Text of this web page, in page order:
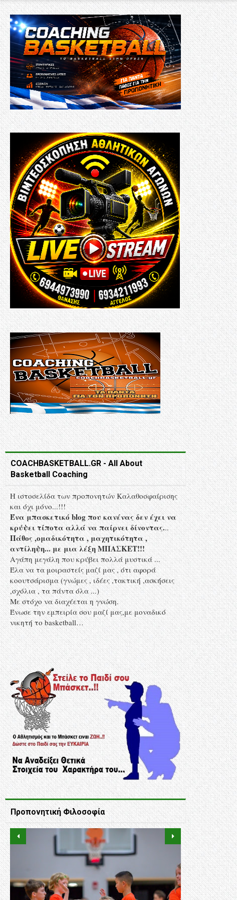
COACHBASKETBALL.GR - All About
Basketball Coaching
Η ιστοσελίδα των προπονητών Kαλαθοσφαίρισης
και όχι μόνο...!!!
Ένα μπασκετικό blog που κανένας δεν έχει να
κρύψει τίποτα αλλά να παίρνει δίνοντας...
Πάθος ,ομαδικότητα , μαχητικότητα ,
αντίληψη... με μια λέξη MΠΑΣΚΕΤ!!!
Αγάπη μεγάλη που κρύβει πολλά μυστικά ...
Έλα να τα μοιραστείς μαζί μας , ότι αφορά
κοουτσάρισμα (γνώμες , ιδέες ,τακτική ,ασκήσεις
,σχόλια , τα πάντα όλα ...)
Με στόχο να διαχέεται η γνώση.
Ένωσε την εμπειρία σου μαζί μας,με μοναδικό
νικητή το basketball…
Προπονητική Φιλοσοφία